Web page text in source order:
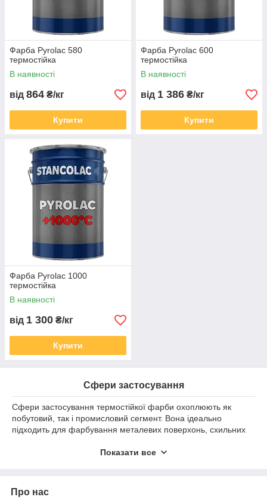
Фарба Pyrolac 580
термостійка
В наявності
від 864 ₴/кг
Купити
Фарба Pyrolac 600
термостійка
В наявності
від 1 386 ₴/кг
Купити
Фарба Pyrolac 1000
термостійка
В наявності
від 1 300 ₴/кг
Купити
Сфери застосування
Сфери застосування термостійкої фарби охоплюють як
побутовий, так і промисловий сегмент. Вона ідеально
підходить для фарбування металевих поверхонь, схильних
каміни, барбекю, димоходи та топки. Також термофарба
теплообмінників та інших високотемпературних
установок
Показати все
Про нас